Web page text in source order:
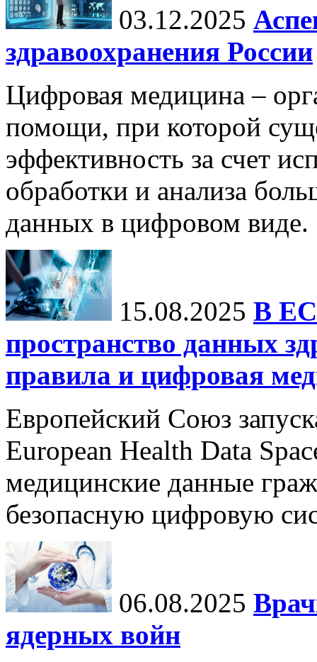
03.12.2025
здравоохранения России
Цифровая медицина –
помощи, при которой
эффективность за счет
обработки и анализа
данных в цифровом виде.
15.08.2025 В ЕС
пространство данных
правила и цифровая
Европейский Союз
European Health Data
медицинские данные
безопасную цифровую
06.08.2025
ядерных войн